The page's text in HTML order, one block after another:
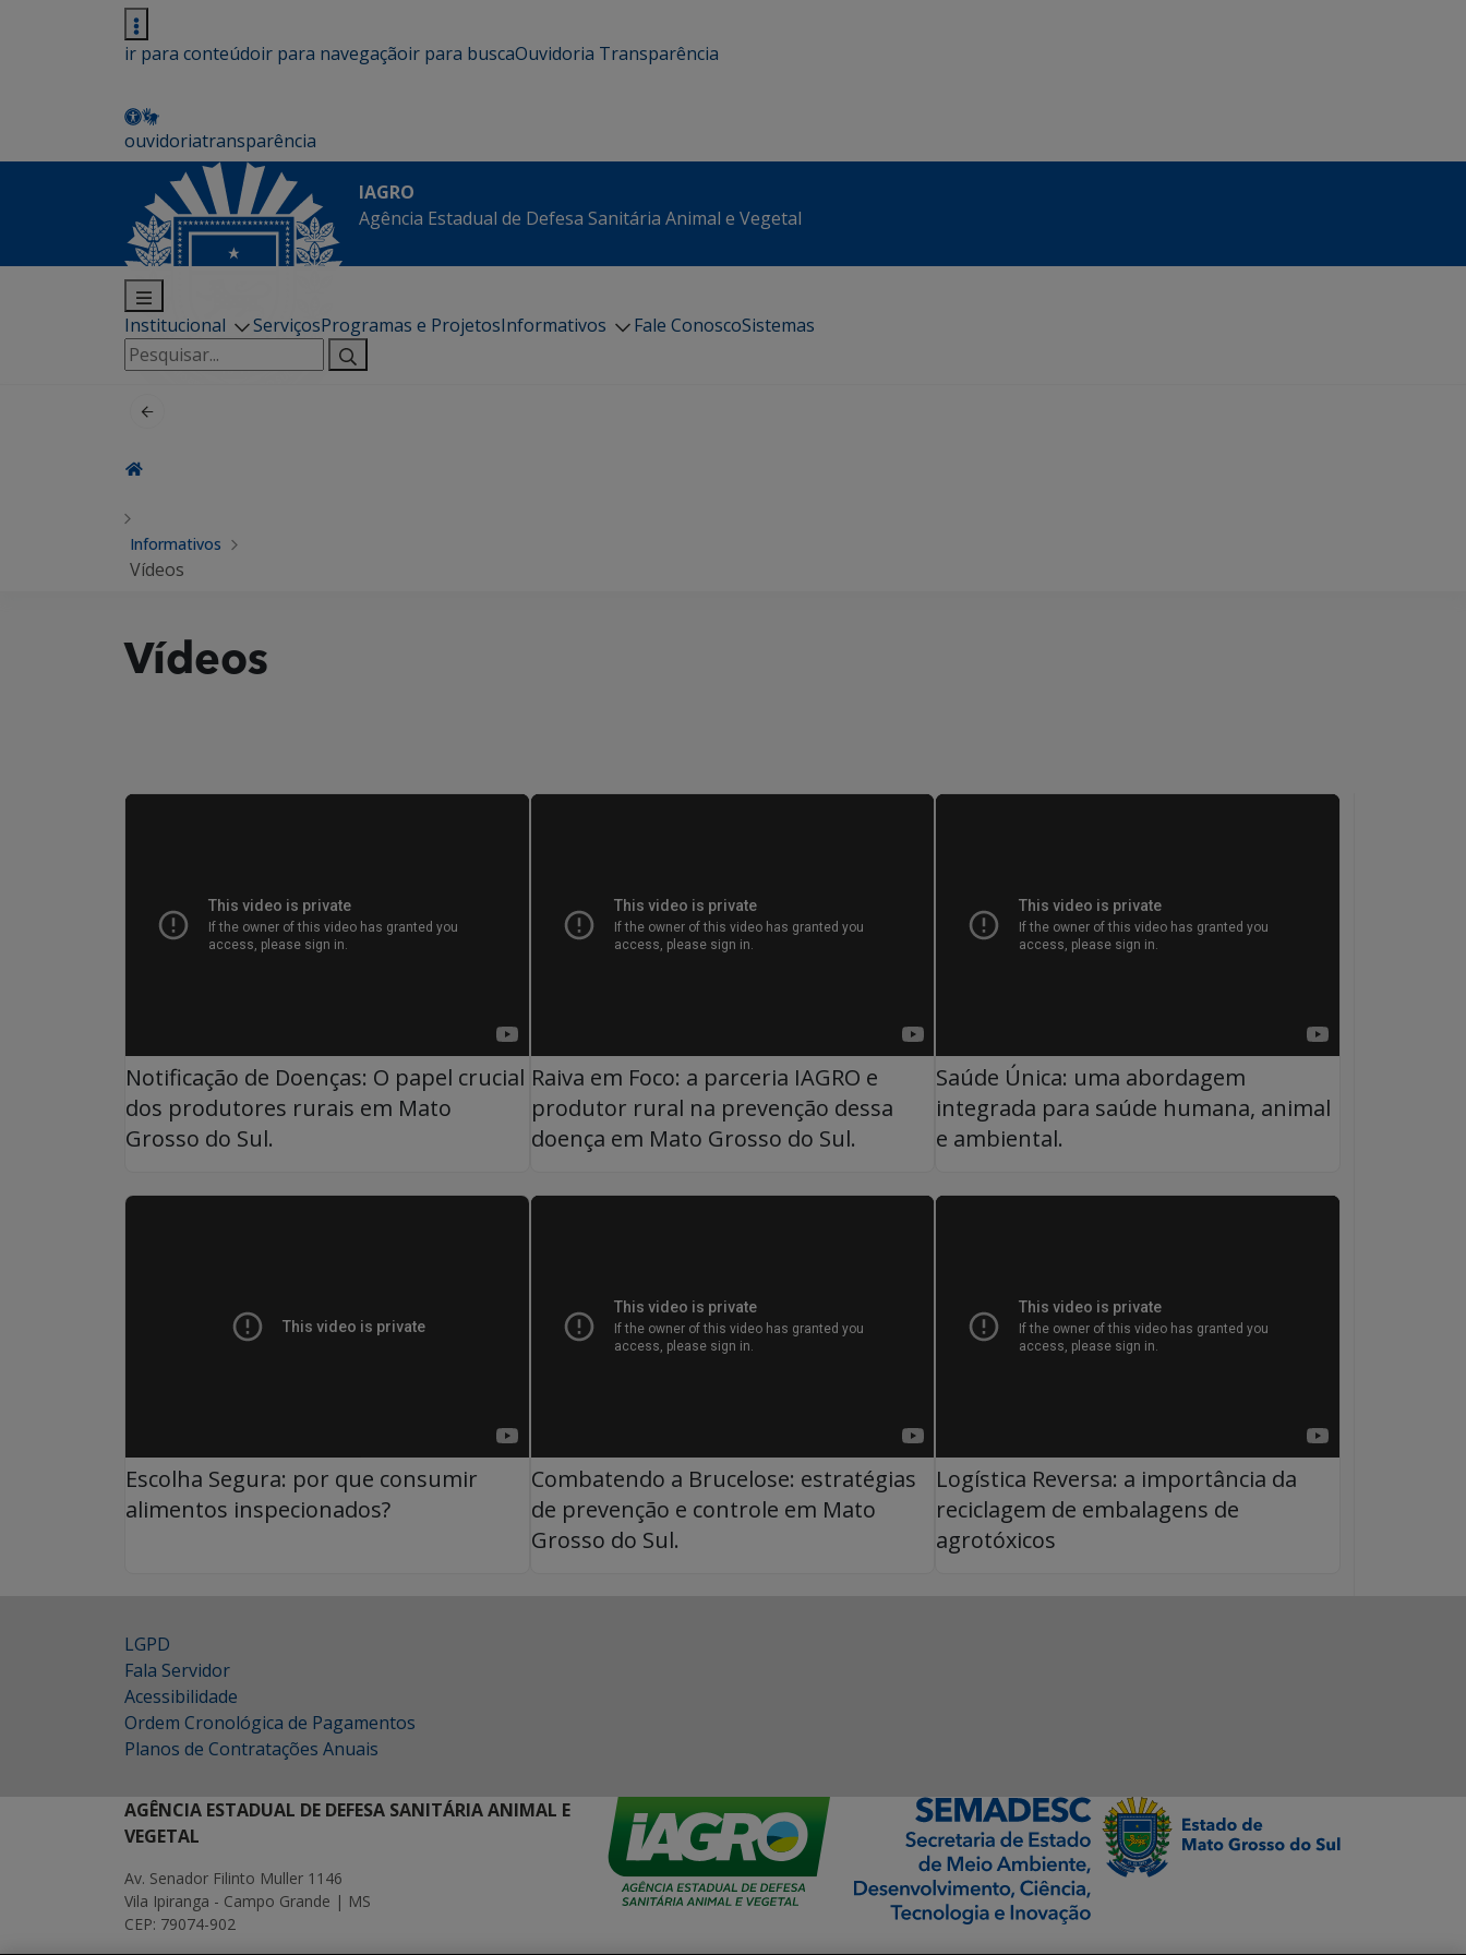
ir para conteúdoir para navegaçãoir para buscaOuvidoria Transparência
ouvidoriatransparência
IAGRO
Agência Estadual de Defesa Sanitária Animal e Vegetal
Institucional ServiçosProgramas e ProjetosInformativos Fale ConoscoSistemas
Pesquisar
por:
Informativos
Vídeos
Vídeos
Notificação de Doenças: O papel crucial
dos produtores rurais em Mato
Grosso do Sul.
Raiva em Foco: a parceria IAGRO e
produtor rural na prevenção dessa
doença em Mato Grosso do Sul.
Saúde Única: uma abordagem
integrada para saúde humana, animal
e ambiental.
Escolha Segura: por que consumir
alimentos inspecionados?
Combatendo a Brucelose: estratégias
de prevenção e controle em Mato
Grosso do Sul.
Logística Reversa: a importância da
reciclagem de embalagens de
agrotóxicos
LGPD
Fala Servidor
Acessibilidade
Ordem Cronológica de Pagamentos
Planos de Contratações Anuais
AGÊNCIA ESTADUAL DE DEFESA SANITÁRIA ANIMAL E
VEGETAL
Av. Senador Filinto Muller 1146
Vila Ipiranga - Campo Grande | MS
CEP: 79074-902